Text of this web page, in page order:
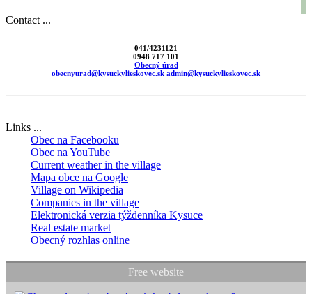
Contact ...
041/4231121
0948 717 101
Obecný úrad
obecnyurad@kysuckylieskovec.sk admin@kysuckylieskovec.sk
Links ...
Obec na Facebooku
Obec na YouTube
Current weather in the village
Mapa obce na Google
Village on Wikipedia
Companies in the village
Elektronická verzia týždenníka Kysuce
Real estate market
Obecný rozhlas online
Free website